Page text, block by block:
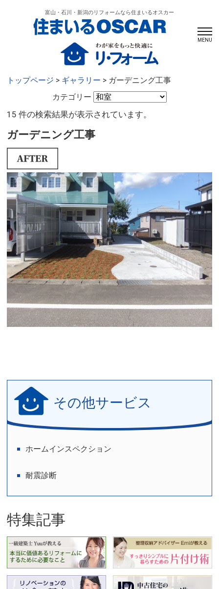
富山・石川・新潟のリフォームなら住まいるオスカー
MENU
トップページ > ギャラリー > ガーデニング工事
カテゴリー
15 件の検索結果が表示されています。
ガーデニング工事
その他サービス
ホームインスペクション
耐震診断
特集記事